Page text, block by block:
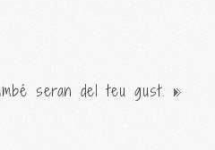
seran del teu gust.